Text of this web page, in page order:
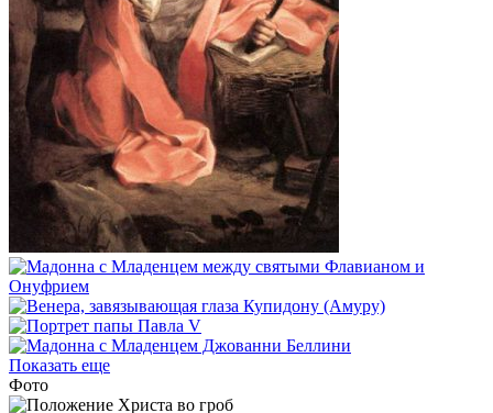
Показать еще
Фото